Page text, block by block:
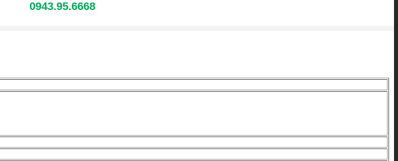
0943.95.6668